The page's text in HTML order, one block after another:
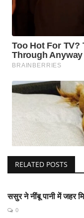
RELATED POSTS
ससुर ने नींबू पानी में जहर
0